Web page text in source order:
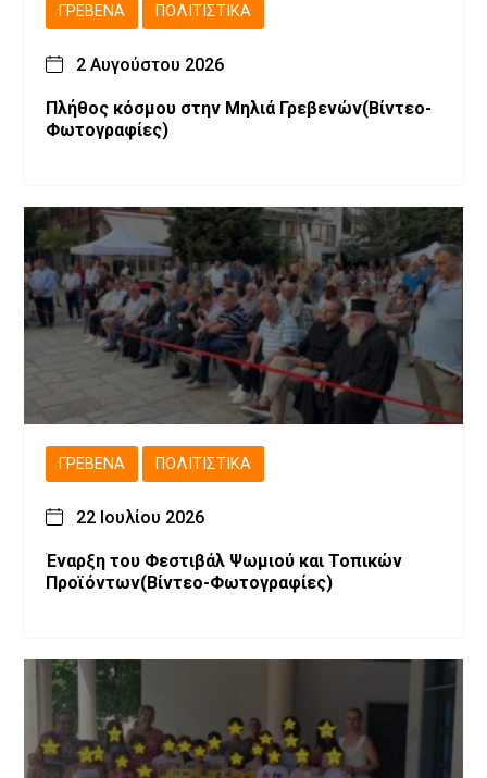
ΓΡΕΒΕΝΆ ΠΟΛΙΤΙΣΤΙΚΆ
2 Αυγούστου 2026
Πλήθος κόσμου στην Μηλιά Γρεβενών(Βίντεο-
Φωτογραφίες)
ΓΡΕΒΕΝΆ ΠΟΛΙΤΙΣΤΙΚΆ
22 Ιουλίου 2026
Έναρξη του Φεστιβάλ Ψωμιού και Τοπικών
Προϊόντων(Βίντεο-Φωτογραφίες)